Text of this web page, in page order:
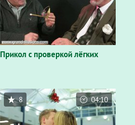
Прикол с проверкой лёгких
8 04:10